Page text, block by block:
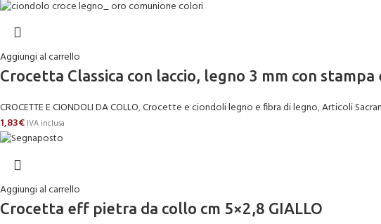
Aggiungi al carrello
Crocetta Classica con laccio, legno 3 mm con
CROCETTE E CIONDOLI DA COLLO,Crocette e ciondoli legno e fibra di legno,Articoli
1,83€ IVA inclusa
Aggiungi al carrello
Crocetta eff pietra da collo cm 5×2,8 GIALLO